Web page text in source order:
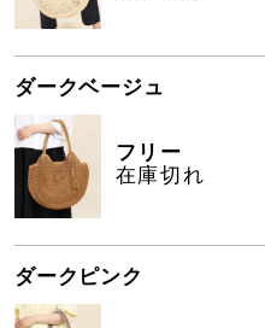
ダークベージュ
フリー
在庫切れ
ダークピンク